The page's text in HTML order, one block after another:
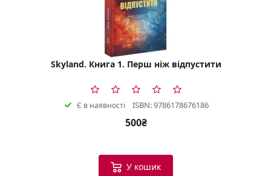
Skyland. Книга 1. Перш ніж відпустити
Є в наявності ISBN: 9786178676186
500₴
У кошик